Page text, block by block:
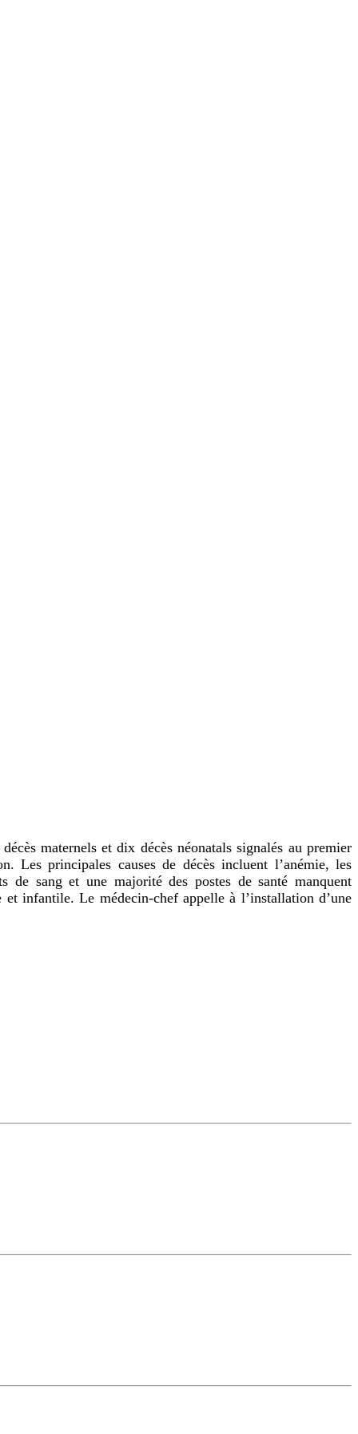
maternels et dix décès néonatals signalés au premier
Les principales causes de décès incluent l’anémie, les
de sang et une majorité des postes de santé manquent
infantile. Le médecin-chef appelle à l’installation d’une